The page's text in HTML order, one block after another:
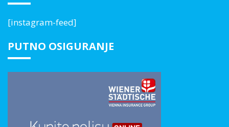
[instagram-feed]
PUTNO OSIGURANJE